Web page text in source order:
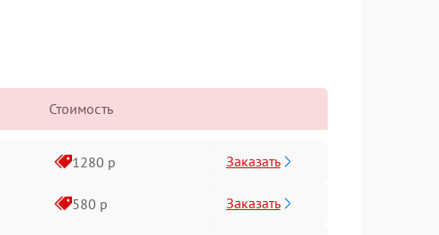
Стоимость
1280 р Заказать
580 р Заказать